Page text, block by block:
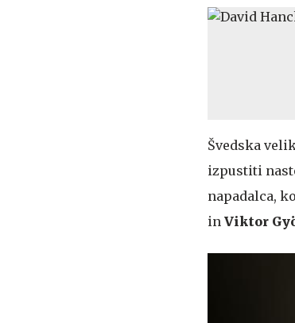
Švedska
izpustiti
napadalca,
in Viktor